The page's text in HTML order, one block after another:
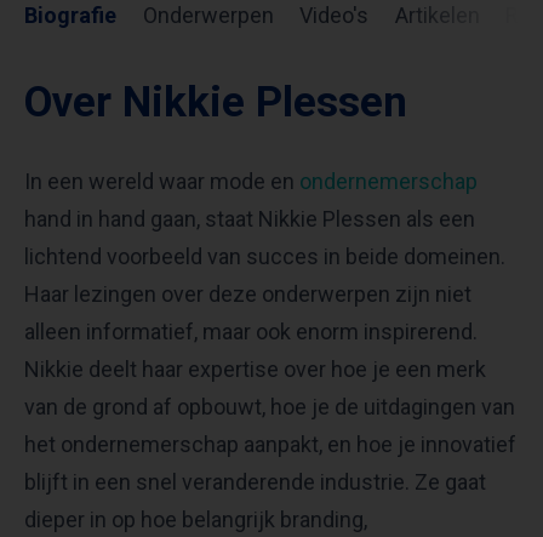
Biografie Onderwerpen Video's Artikelen
Over Nikkie Plessen
In een wereld waar mode en ondernemerschap
hand in hand gaan, staat Nikkie Plessen als een
lichtend voorbeeld van succes in beide domeinen.
Haar lezingen over deze onderwerpen zijn niet
alleen informatief, maar ook enorm inspirerend.
Nikkie deelt haar expertise over hoe je een merk
van de grond af opbouwt, hoe je de uitdagingen van
het ondernemerschap aanpakt, en hoe je innovatief
blijft in een snel veranderende industrie. Ze gaat
dieper in op hoe belangrijk branding,